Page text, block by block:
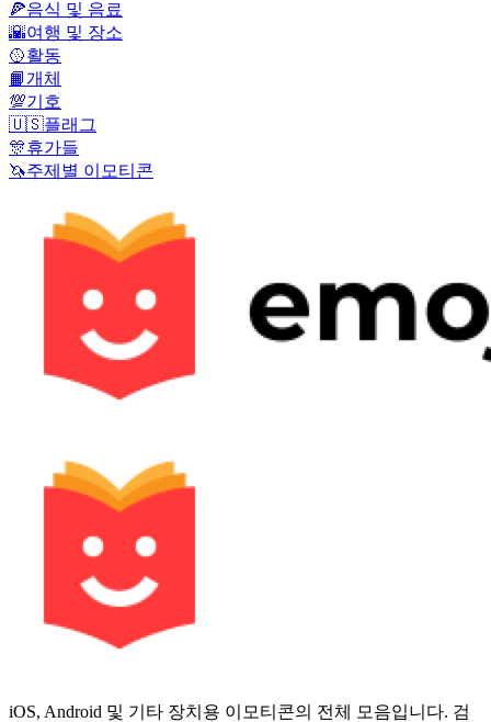
🍕음식 및 음료
🌇여행 및 장소
🥎활동
📙개체
💯기호
🇺🇸플래그
🎊휴가들
🦄주제별 이모티콘
iOS, Android 및 기타 장치용 이모티콘의 전체 모음입니다. 검